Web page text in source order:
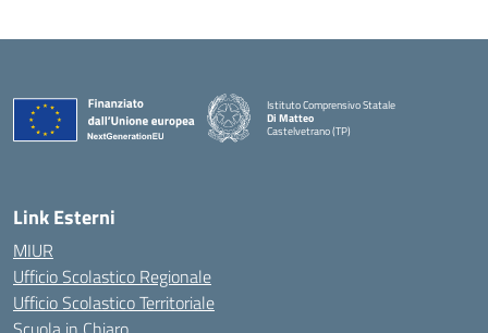
Istituto Comprensivo Statale
Di Matteo
Castelvetrano (TP)
Link Esterni
MIUR
Ufficio Scolastico Regionale
Ufficio Scolastico Territoriale